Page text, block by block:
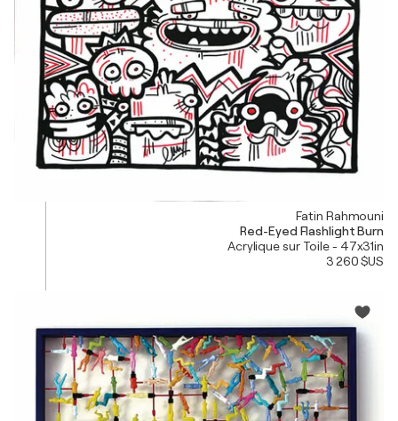
Fatin Rahmouni
Red-Eyed Flashlight Burn
Acrylique sur Toile - 47x31in
3 260 $US